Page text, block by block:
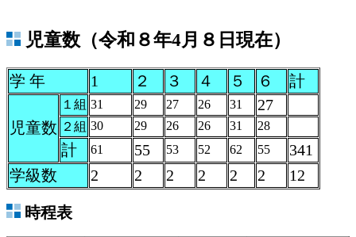
児童数（令和８年4月８日現在）
学 年 1 ２ ３ ４ ５ ６ 計
児童数
１組 31 29 27 26 31 27
２組 30 29 26 26 31 28
計 61 55 53 52 62 55
341
学級数
2 2 2 2 2 2 12
時程表